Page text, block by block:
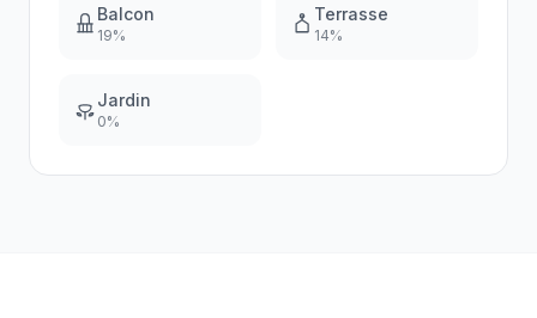
Balcon
19%
Terrasse
14%
Jardin
0%